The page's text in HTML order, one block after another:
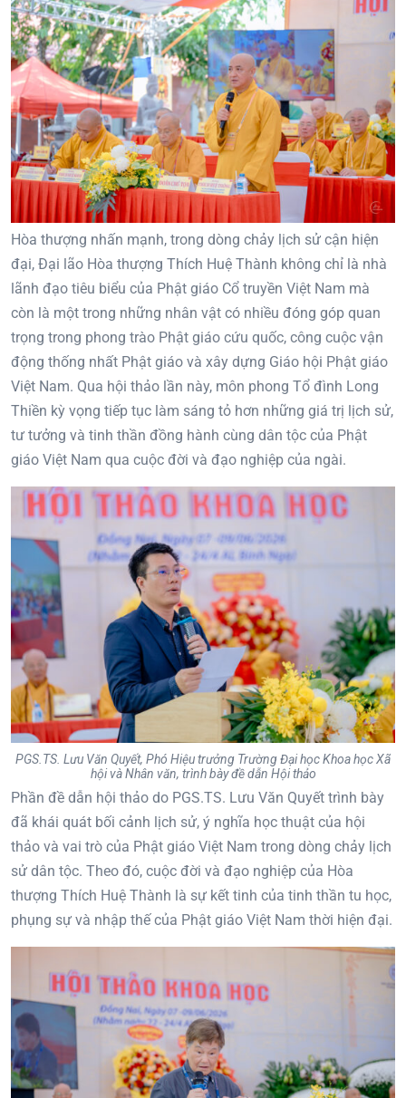
Hòa thượng nhấn mạnh, trong dòng chảy lịch sử cận hiện
đại, Đại lão Hòa thượng Thích Huệ Thành không chỉ là nhà
lãnh đạo tiêu biểu của Phật giáo Cổ truyền Việt Nam mà
còn là một trong những nhân vật có nhiều đóng góp quan
trọng trong phong trào Phật giáo cứu quốc, công cuộc vận
động thống nhất Phật giáo và xây dựng Giáo hội Phật giáo
Việt Nam. Qua hội thảo lần này, môn phong Tổ đình Long
Thiền kỳ vọng tiếp tục làm sáng tỏ hơn những giá trị lịch sử,
tư tưởng và tinh thần đồng hành cùng dân tộc của Phật
giáo Việt Nam qua cuộc đời và đạo nghiệp của ngài.
PGS.TS. Lưu Văn Quyết, Phó Hiệu trưởng Trường Đại học Khoa học Xã
hội và Nhân văn, trình bày đề dẫn Hội thảo
Phần đề dẫn hội thảo do PGS.TS. Lưu Văn Quyết trình bày
đã khái quát bối cảnh lịch sử, ý nghĩa học thuật của hội
thảo và vai trò của Phật giáo Việt Nam trong dòng chảy lịch
sử dân tộc. Theo đó, cuộc đời và đạo nghiệp của Hòa
thượng Thích Huệ Thành là sự kết tinh của tinh thần tu học,
phụng sự và nhập thế của Phật giáo Việt Nam thời hiện đại.